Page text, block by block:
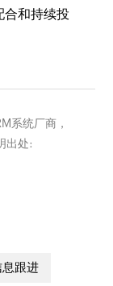
合和持续投
系统厂商，
出处:
跟进